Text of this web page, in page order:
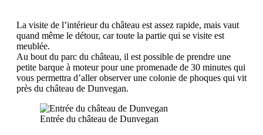
La visite de l’intérieur du château est assez rapide, mais vaut
quand même le détour, car toute la partie qui se visite est
meublée.
Au bout du parc du château, il est possible de prendre une
petite barque à moteur pour une promenade de 30 minutes qui
vous permettra d’aller observer une colonie de phoques qui vit
près du château de Dunvegan.
Entrée du château de Dunvegan